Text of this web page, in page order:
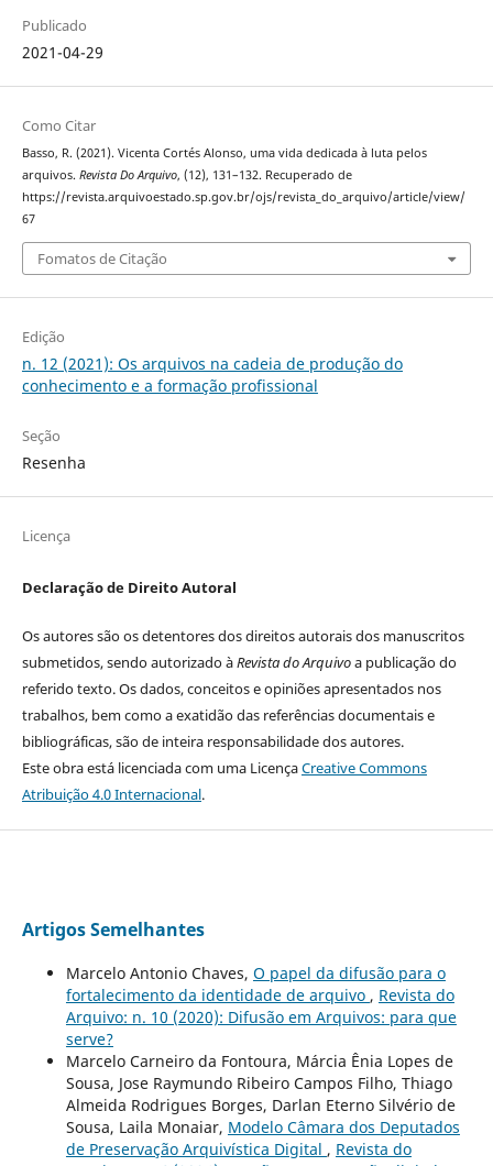
Publicado
2021-04-29
Como Citar
Basso, R. (2021). Vicenta Cortés Alonso, uma vida dedicada à luta pelos
arquivos. Revista Do Arquivo, (12), 131–132. Recuperado de
https://revista.arquivoestado.sp.gov.br/ojs/revista_do_arquivo/article/view/
67
Fomatos de Citação
Edição
n. 12 (2021): Os arquivos na cadeia de produção do
conhecimento e a formação profissional
Seção
Resenha
Licença
Declaração de Direito Autoral
Os autores são os detentores dos direitos autorais dos manuscritos
submetidos, sendo autorizado àRevista do Arquivoa publicação do
referido texto. Os dados, conceitos e opiniões apresentados nos
trabalhos, bem como a exatidão das referências documentais e
bibliográficas, são de inteira responsabilidade dos autores.
Este obra está licenciada com uma LicençaCreative Commons
Atribuição 4.0 Internacional.
Artigos Semelhantes
Marcelo Antonio Chaves, O papel da difusão para o
fortalecimento da identidade de arquivo , Revista do
Arquivo: n. 10 (2020): Difusão em Arquivos: para que
serve?
Marcelo Carneiro da Fontoura, Márcia Ênia Lopes de
Sousa, Jose Raymundo Ribeiro Campos Filho, Thiago
Almeida Rodrigues Borges, Darlan Eterno Silvério de
Sousa, Laila Monaiar, Modelo Câmara dos Deputados
de Preservação Arquivística Digital , Revista do